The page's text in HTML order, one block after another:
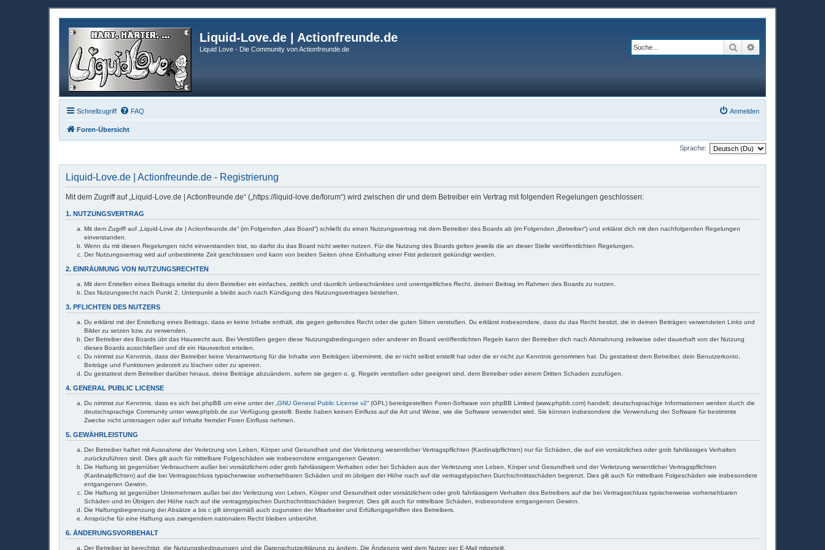
Liquid-Love.de | Actionfreunde.de
Liquid Love - Die Community von Actionfreunde.de Suche
Schnellzugriff FAQ Anmelden
Foren-Übersicht
Sprache:
Liquid-Love.de | Actionfreunde.de - Registrierung
Mit dem Zugriff auf „Liquid-Love.de | Actionfreunde.de“ („https://liquid-love.de/forum“) wird zwischen dir und dem Betreiber ein Vertrag mit folgenden Regelungen geschlossen:
1. NUTZUNGSVERTRAG
Mit dem Zugriff auf „Liquid-Love.de | Actionfreunde.de“ (im Folgenden „das Board“) schließt du einen Nutzungsvertrag mit dem Betreiber des Boards ab (im Folgenden „Betreiber“) und erklärst dich mit den nachfolgenden Regelungen
einverstanden.
Wenn du mit diesen Regelungen nicht einverstanden bist, so darfst du das Board nicht weiter nutzen. Für die Nutzung des Boards gelten jeweils die an dieser Stelle veröffentlichten Regelungen.
Der Nutzungsvertrag wird auf unbestimmte Zeit geschlossen und kann von beiden Seiten ohne Einhaltung einer Frist jederzeit gekündigt werden.
2. EINRÄUMUNG VON NUTZUNGSRECHTEN
Mit dem Erstellen eines Beitrags erteilst du dem Betreiber ein einfaches, zeitlich und räumlich unbeschränktes und unentgeltliches Recht, deinen Beitrag im Rahmen des Boards zu nutzen.
Das Nutzungsrecht nach Punkt 2, Unterpunkt a bleibt auch nach Kündigung des Nutzungsvertrages bestehen.
3. PFLICHTEN DES NUTZERS
Du erklärst mit der Erstellung eines Beitrags, dass er keine Inhalte enthält, die gegen geltendes Recht oder die guten Sitten verstoßen. Du erklärst insbesondere, dass du das Recht besitzt, die in deinen Beiträgen verwendeten Links und
Bilder zu setzen bzw. zu verwenden.
Der Betreiber des Boards übt das Hausrecht aus. Bei Verstößen gegen diese Nutzungsbedingungen oder anderer im Board veröffentlichten Regeln kann der Betreiber dich nach Abmahnung zeitweise oder dauerhaft von der Nutzung
dieses Boards ausschließen und dir ein Hausverbot erteilen.
Du nimmst zur Kenntnis, dass der Betreiber keine Verantwortung für die Inhalte von Beiträgen übernimmt, die er nicht selbst erstellt hat oder die er nicht zur Kenntnis genommen hat. Du gestattest dem Betreiber, dein Benutzerkonto,
Beiträge und Funktionen jederzeit zu löschen oder zu sperren.
Du gestattest dem Betreiber darüber hinaus, deine Beiträge abzuändern, sofern sie gegen o. g. Regeln verstoßen oder geeignet sind, dem Betreiber oder einem Dritten Schaden zuzufügen.
4. GENERAL PUBLIC LICENSE
Du nimmst zur Kenntnis, dass es sich bei phpBB um eine unter der „ GNU General Public License v2“ (GPL) bereitgestellten Foren-Software von phpBB Limited (www.phpbb.com) handelt; deutschsprachige Informationen werden durch die
deutschsprachige Community unter www.phpbb.de zur Verfügung gestellt. Beide haben keinen Einfluss auf die Art und Weise, wie die Software verwendet wird. Sie können insbesondere die Verwendung der Software für bestimmte
Zwecke nicht untersagen oder auf Inhalte fremder Foren Einfluss nehmen.
5. GEWÄHRLEISTUNG
Der Betreiber haftet mit Ausnahme der Verletzung von Leben, Körper und Gesundheit und der Verletzung wesentlicher Vertragspflichten (Kardinalpflichten) nur für Schäden, die auf ein vorsätzliches oder grob fahrlässiges Verhalten
zurückzuführen sind. Dies gilt auch für mittelbare Folgeschäden wie insbesondere entgangenen Gewinn.
Die Haftung ist gegenüber Verbrauchern außer bei vorsätzlichem oder grob fahrlässigem Verhalten oder bei Schäden aus der Verletzung von Leben, Körper und Gesundheit und der Verletzung wesentlicher Vertragspflichten
(Kardinalpflichten) auf die bei Vertragsschluss typischerweise vorhersehbaren Schäden und im übrigen der Höhe nach auf die vertragstypischen Durchschnittsschäden begrenzt. Dies gilt auch für mittelbare Folgeschäden wie insbesondere
entgangenen Gewinn.
Die Haftung ist gegenüber Unternehmern außer bei der Verletzung von Leben, Körper und Gesundheit oder vorsätzlichem oder grob fahrlässigem Verhalten des Betreibers auf die bei Vertragsschluss typischerweise vorhersehbaren
Schäden und im Übrigen der Höhe nach auf die vertragstypischen Durchschnittsschäden begrenzt. Dies gilt auch für mittelbare Schäden, insbesondere entgangenen Gewinn.
Die Haftungsbegrenzung der Absätze a bis c gilt sinngemäß auch zugunsten der Mitarbeiter und Erfüllungsgehilfen des Betreibers.
Ansprüche für eine Haftung aus zwingendem nationalem Recht bleiben unberührt.
6. ÄNDERUNGSVORBEHALT
Der Betreiber ist berechtigt, die Nutzungsbedingungen und die Datenschutzerklärung zu ändern. Die Änderung wird dem Nutzer per E-Mail mitgeteilt.